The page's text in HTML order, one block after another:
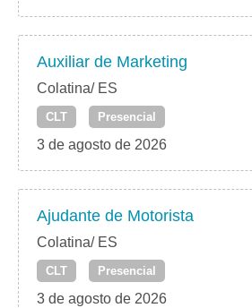
Auxiliar de Marketing
Colatina/ ES
CLT Presencial
3 de agosto de 2026
Ajudante de Motorista
Colatina/ ES
CLT Presencial
3 de agosto de 2026